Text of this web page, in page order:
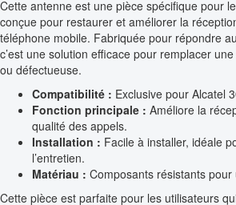
Cette antenne est une pièce spécifique pour
conçue pour restaurer et améliorer la
téléphone mobile. Fabriquée pour répondre
c’est une solution efficace pour remplacer
ou défectueuse.
Compatibilité : Exclusive pour Alcatel
Fonction principale : Améliore la
qualité des appels.
Installation : Facile à installer, idéale
l’entretien.
Matériau : Composants résistants
Cette pièce est parfaite pour les utilisateurs